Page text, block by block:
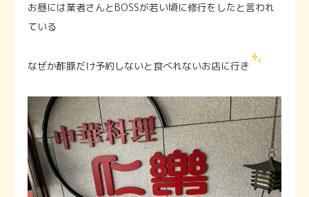
お昼には業者さんとBOSSが若い頃に修行をしたと言われ
ている
なぜか酢豚だけ予約しないと食べれないお店に行き